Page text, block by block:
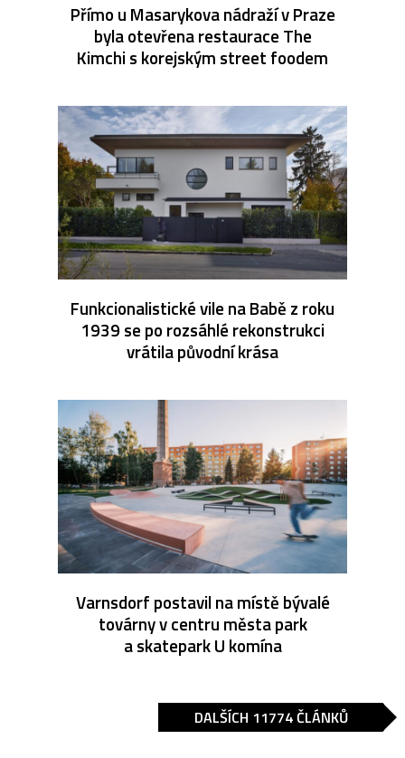
Přímo u Masarykova nádraží v Praze
byla otevřena restaurace The
Kimchi s korejským street foodem
Funkcionalistické vile na Babě z roku
1939 se po rozsáhlé rekonstrukci
vrátila původní krása
Varnsdorf postavil na místě bývalé
továrny v centru města park
a skatepark U komína
DALŠÍCH 11774 ČLÁNKŮ